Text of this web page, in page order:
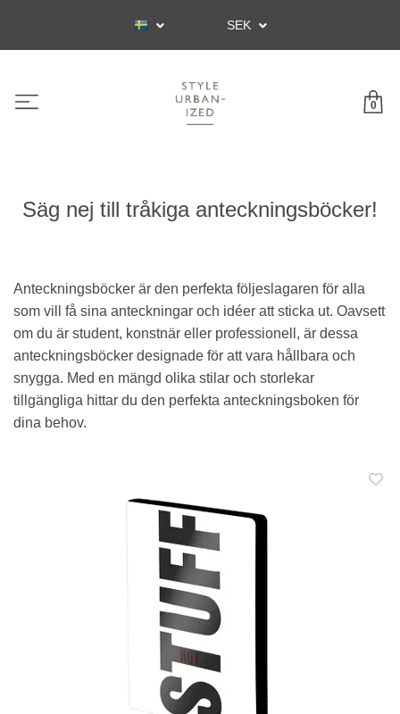
SEK
0
Säg nej till tråkiga anteckningsböcker!
Anteckningsböcker är den perfekta följeslagaren för alla
som vill få sina anteckningar och idéer att sticka ut. Oavsett
om du är student, konstnär eller professionell, är dessa
anteckningsböcker designade för att vara hållbara och
snygga. Med en mängd olika stilar och storlekar
tillgängliga hittar du den perfekta anteckningsboken för
dina behov.